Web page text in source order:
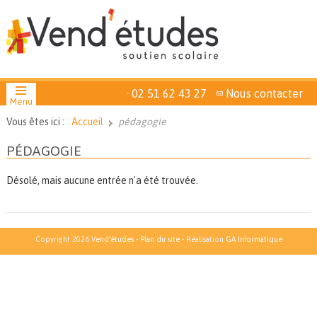
02 51 62 43 27 Nous contacter
Vous êtes ici : Accueil pédagogie
PÉDAGOGIE
Désolé, mais aucune entrée n'a été trouvée.
Copyright 2026 Vend'études- Plan du site- Réalisation GA Informatique
Menu